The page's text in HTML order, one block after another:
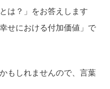
は？」をお答えします
せにおける付加価値」で
もしれませんので、言葉